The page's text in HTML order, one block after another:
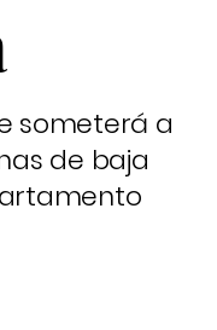
someterá a
de baja